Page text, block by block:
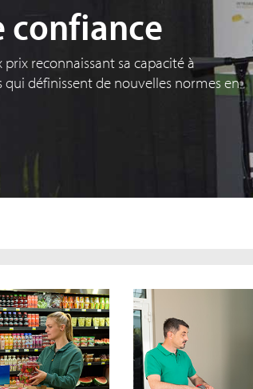
confiance
reconnaissant sa capacité à
définissent de nouvelles normes en